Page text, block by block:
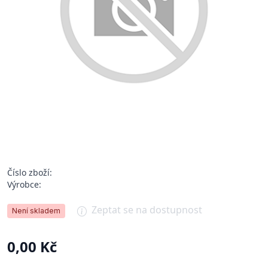
Číslo zboží:
Výrobce:
Není skladem Zeptat se na dostupnost
0,00 Kč